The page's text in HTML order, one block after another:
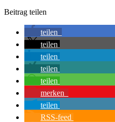
Beitrag teilen
teilen
teilen
teilen
teilen
teilen
merken
teilen
RSS-feed